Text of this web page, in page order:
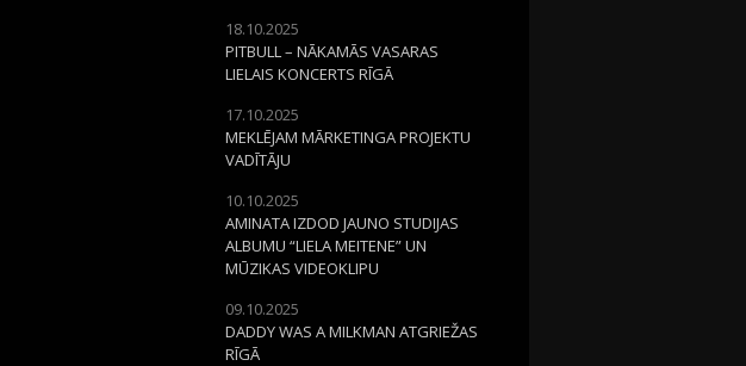
18.10.2025
PITBULL – NĀKAMĀS VASARAS
LIELAIS KONCERTS RĪGĀ
17.10.2025
MEKLĒJAM MĀRKETINGA PROJEKTU
VADĪTĀJU
10.10.2025
AMINATA IZDOD JAUNO STUDIJAS
ALBUMU “LIELA MEITENE” UN
MŪZIKAS VIDEOKLIPU
09.10.2025
DADDY WAS A MILKMAN ATGRIEŽAS
RĪGĀ